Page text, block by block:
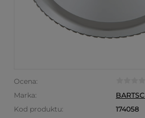
Ocena:
Marka:
Kod produktu:
174058